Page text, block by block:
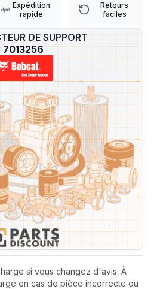
?DE SUPPORT
7013256
Expédition
rapide
Retours
faciles
compatibles
de disponibilité des stocks.
estimée 24h/48h par les
exclusivement en France
(hors Corse et DOM-
surprise : le coût exact est
selon le poids et le volume de
commande avant paiement.
si vous changez d'avis. À
en cas de pièce incorrecte ou